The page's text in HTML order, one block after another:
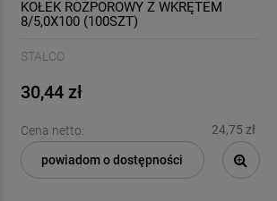
KOŁEK ROZPOROWY Z WKRĘTEM
8/5,0X100 (100SZT)
STALCO
30,44 zł
Cena netto: 24,75 zł
powiadom o dostępności